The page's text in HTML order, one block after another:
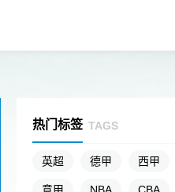
热门标签 TAGS
英超 德甲 西甲